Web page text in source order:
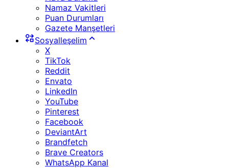
Namaz Vakitleri
Puan Durumları
Gazete Manşetleri
Sosyalleşelim
X
TikTok
Reddit
Envato
LinkedIn
YouTube
Pinterest
Facebook
DeviantArt
Brandfetch
Brave Creators
WhatsApp Kanal